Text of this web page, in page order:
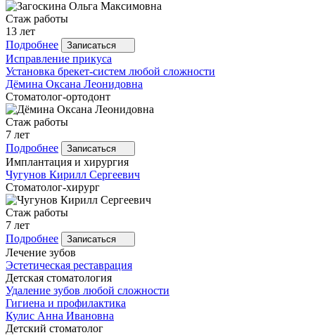
Стаж работы
13 лет
Подробнее
Записаться
Исправление прикуса
Установка брекет-систем любой сложности
Дёмина Оксана Леонидовна
Стоматолог-ортодонт
Стаж работы
7 лет
Подробнее
Записаться
Имплантация и хирургия
Чугунов Кирилл Сергеевич
Стоматолог-хирург
Стаж работы
7 лет
Подробнее
Записаться
Лечение зубов
Эстетическая реставрация
Детская стоматология
Удаление зубов любой сложности
Гигиена и профилактика
Кулис Анна Ивановна
Детский стоматолог